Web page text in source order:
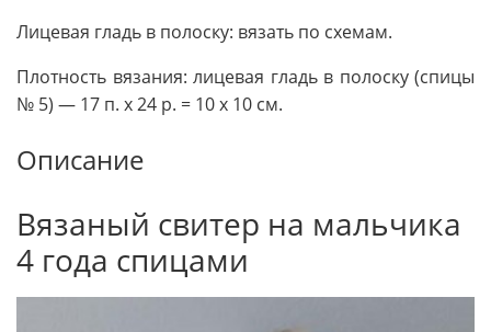
Лицевая гладь в полоску: вязать по схемам.
Плотность вязания: лицевая гладь в полоску (спицы
№ 5) — 17 п. х 24 р. = 10 х 10 см.
Описание
Вязаный свитер на мальчика
4 года спицами